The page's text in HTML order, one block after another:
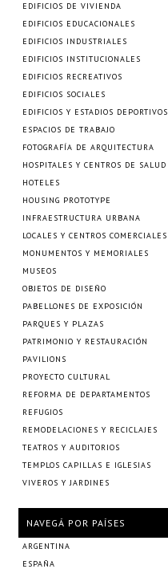
EDIFICIOS DE VIVIENDA
EDIFICIOS EDUCACIONALES
EDIFICIOS INDUSTRIALES
EDIFICIOS INSTITUCIONALES
EDIFICIOS RECREATIVOS
EDIFICIOS SOCIALES
EDIFICIOS Y ESTADIOS DEPORTIVOS
ESPACIOS DE TRABAJO
FOTOGRAFÍA DE ARQUITECTURA
HOSPITALES Y CENTROS DE SALUD
HOTELES
HOUSING PROTOTYPE
INFRAESTRUCTURA URBANA
LOCALES Y CENTROS COMERCIALES
MONUMENTOS Y MEMORIALES
MUSEOS
OBJETOS DE DISEÑO
PABELLONES DE EXPOSICIÓN
PARQUES Y PLAZAS
PATRIMONIO Y RESTAURACIÓN
PAVILIONS
PROYECTO CULTURAL
REFORMA DE DEPARTAMENTOS
REFUGIOS
REMODELACIONES Y RECICLAJES
TEATROS Y AUDITORIOS
TEMPLOS CAPILLAS E IGLESIAS
VIVEROS Y JARDINES
NAVEGÁ POR PAÍSES
ARGENTINA
ESPAÑA